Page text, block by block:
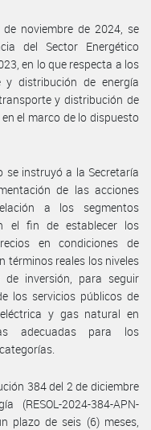
noviembre de 2024, se
del Sector Energético
en lo que respecta a los
y distribución de energía
y distribución de
el marco de lo dispuesto
se instruyó a la Secretaría
de las acciones
a los segmentos
el fin de establecer los
en condiciones de
términos reales los niveles
inversión, para seguir
los servicios públicos de
y gas natural en
adecuadas para los
384 del 2 de diciembre
2024-384-APN-
plazo de seis (6) meses,